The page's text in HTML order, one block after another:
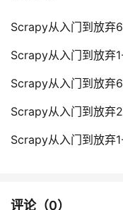
Scrapy从入门到放弃
Scrapy从入门到放弃
Scrapy从入门到放弃
Scrapy从入门到放弃
Scrapy从入门到放弃
评论（0）